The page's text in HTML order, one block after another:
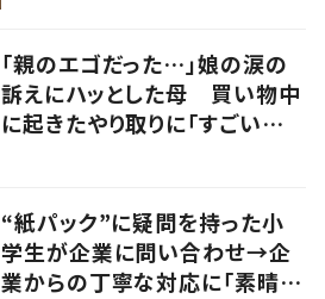
「親のエゴだった…」娘の涙の
訴えにハッとした母 買い物中
に起きたやり取りに「すごい分
“紙パック”に疑問を持った小
学生が企業に問い合わせ→企
業からの丁寧な対応に「素晴ら